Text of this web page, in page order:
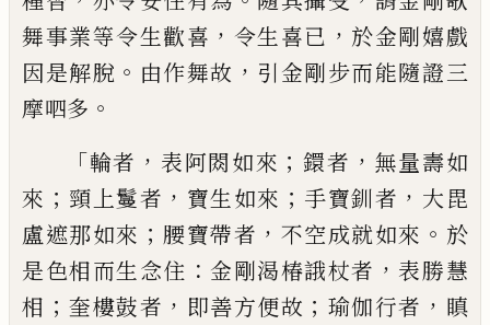
舞事業等令生歡喜 ， 令生喜已 ， 於金剛嬉戲
因是解脫 。 由作舞故 ， 引金剛步而能隨證三
摩呬多 。
「輪者 ， 表阿閦如來 ； 鐶者 ， 無量壽如
來 ； 頸上鬘者 ， 寶生如來 ； 手寶釧者 ， 大毘
盧遮那如來 ； 腰寶帶者 ， 不空成就如來 。 於
是色相而生念住 ： 金剛渴椿誐杖者 ， 表勝慧
相 ； 奎樓鼓者 ， 即善方便故 ； 瑜伽行者 ， 瞋